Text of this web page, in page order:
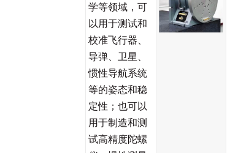
学等领域，可
以用于测试和
校准飞行器、
导弹、卫星、
惯性导航系统
等的姿态和稳
定性；也可以
用于制造和测
试高精度陀螺